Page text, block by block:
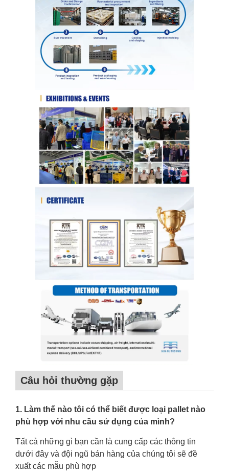
Câu hỏi thường gặp
1. Làm thế nào tôi có thể biết được loại pallet nào
phù hợp với nhu cầu sử dụng của mình?
Tất cả những gì bạn cần là cung cấp các thông tin
dưới đây và đội ngũ bán hàng của chúng tôi sẽ đề
xuất các mẫu phù hợp